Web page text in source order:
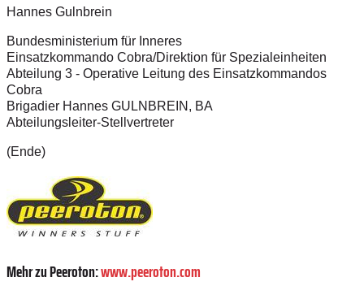
Hannes Gulnbrein
Bundesministerium für Inneres
Einsatzkommando Cobra/Direktion für Spezialeinheiten
Abteilung 3 - Operative Leitung des Einsatzkommandos
Cobra
Brigadier Hannes GULNBREIN, BA
Abteilungsleiter-Stellvertreter
(Ende)
Mehr zu Peeroton:www.peeroton.com